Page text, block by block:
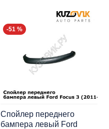
-51 %
Спойлер переднего
бампера левый Ford